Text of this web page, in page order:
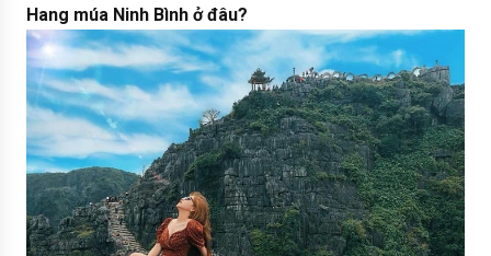
Hang múa Ninh Bình ở đâu?